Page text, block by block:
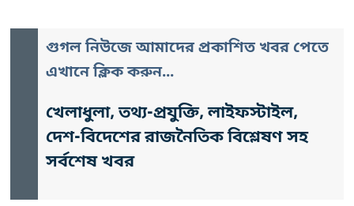
গুগল নিউজে আমাদের প্রকাশিত খবর পেতে
এখানে ক্লিক করুন...
খেলাধুলা, তথ্য-প্রযুক্তি, লাইফস্টাইল,
দেশ-বিদেশের রাজনৈতিক বিশ্লেষণ সহ
সর্বশেষ খবর